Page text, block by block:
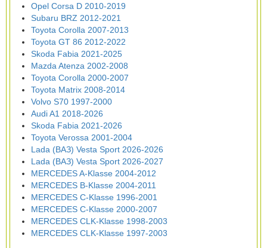
Opel Corsa D 2010-2019
Subaru BRZ 2012-2021
Toyota Corolla 2007-2013
Toyota GT 86 2012-2022
Skoda Fabia 2021-2025
Mazda Atenza 2002-2008
Toyota Corolla 2000-2007
Toyota Matrix 2008-2014
Volvo S70 1997-2000
Audi A1 2018-2026
Skoda Fabia 2021-2026
Toyota Verossa 2001-2004
Lada (ВАЗ) Vesta Sport 2026-2026
Lada (ВАЗ) Vesta Sport 2026-2027
MERCEDES A-Klasse 2004-2012
MERCEDES B-Klasse 2004-2011
MERCEDES C-Klasse 1996-2001
MERCEDES C-Klasse 2000-2007
MERCEDES CLK-Klasse 1998-2003
MERCEDES CLK-Klasse 1997-2003